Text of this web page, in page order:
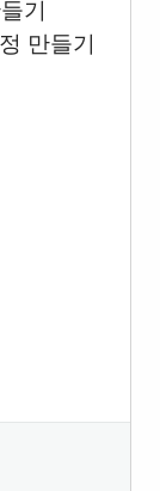
기
만들기